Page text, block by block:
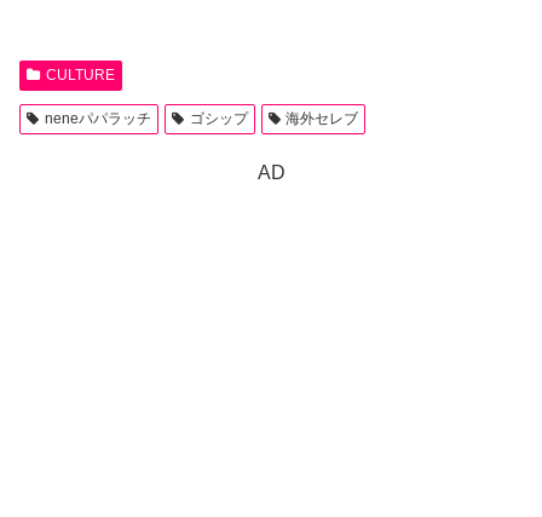
CULTURE
neneパパラッチ ゴシップ 海外セレブ
AD